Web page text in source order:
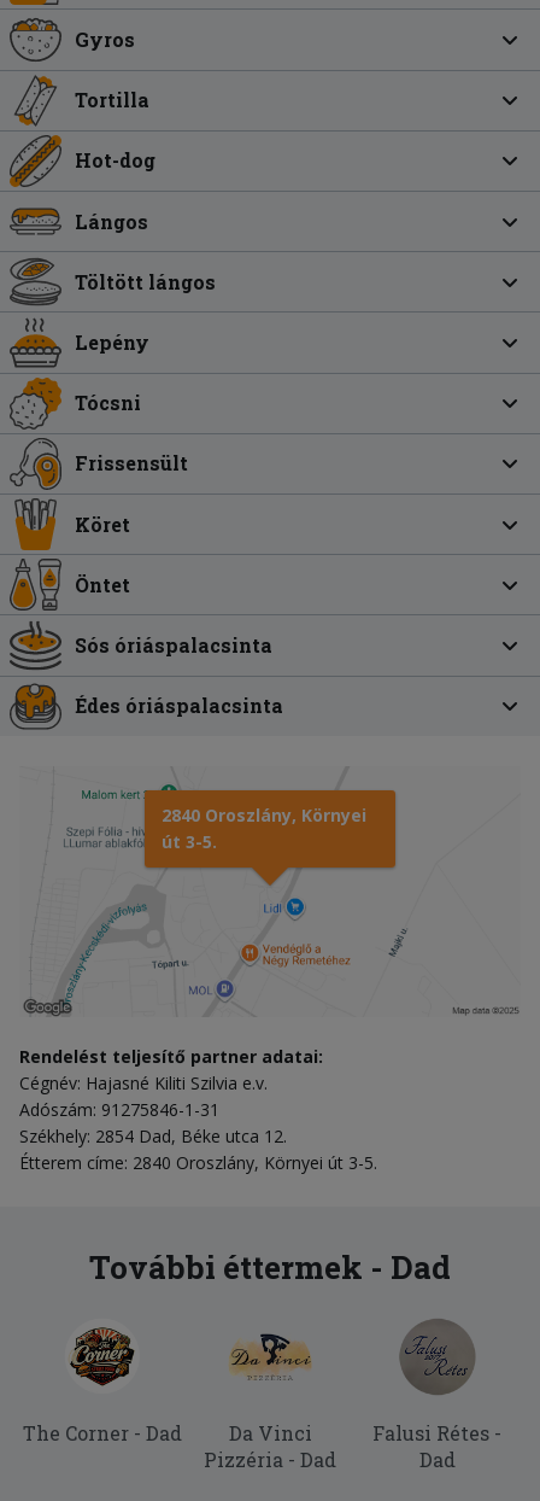
Gyros
Tortilla
Hot-dog
Lángos
Töltött lángos
Lepény
Tócsni
Frissensült
Köret
Öntet
Sós óriáspalacsinta
Édes óriáspalacsinta
2840 Oroszlány, Környei
út 3-5.
Rendelést teljesítő partner adatai:
Cégnév: Hajasné Kiliti Szilvia e.v.
Adószám: 91275846-1-31
Székhely: 2854 Dad, Béke utca 12.
Étterem címe: 2840 Oroszlány, Környei út 3-5.
További éttermek - Dad
The Corner - Dad
Da Vinci
Pizzéria - Dad
Falusi Rétes -
Dad